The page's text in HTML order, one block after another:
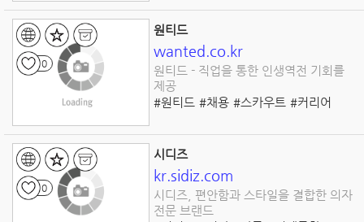
#기업용 #온라인
원티드
wanted.co.kr
원티드 - 직업을 통한 인생역전 기회를
제공
#원티드 #채용 #스카우트 #커리어
#디자인
0
시디즈
kr.sidiz.com
시디즈, 편안함과 스타일을 결합한 의자
전문 브랜드
0